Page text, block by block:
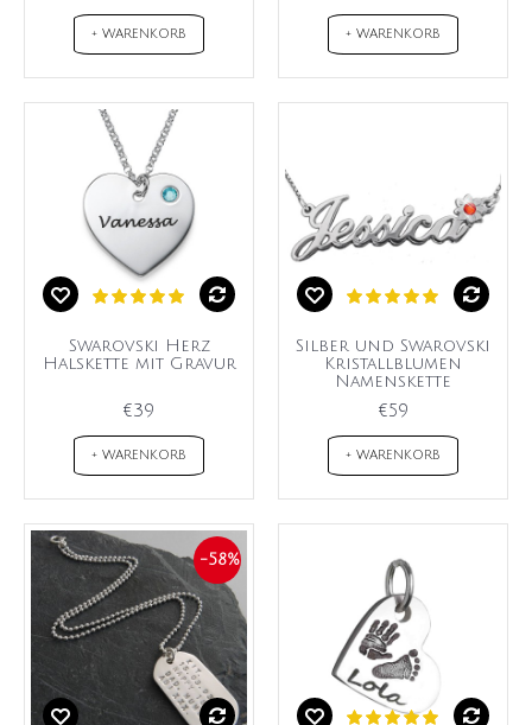
+ WARENKORB + WARENKORB
Swarovski Herz
Halskette mit Gravur
€39
+ WARENKORB
Silber und Swarovski
Kristallblumen
Namenskette
€59
+ WARENKORB
-58%